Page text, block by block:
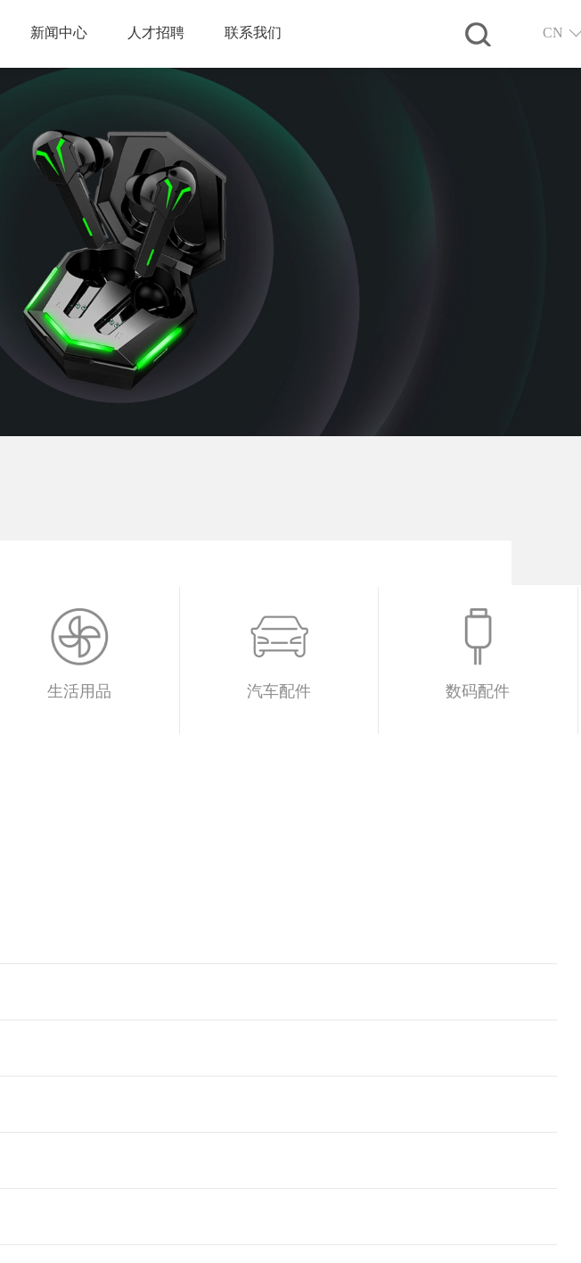
新闻中心 人才招聘 联系我们 CN
生活用品 汽车配件 数码配件